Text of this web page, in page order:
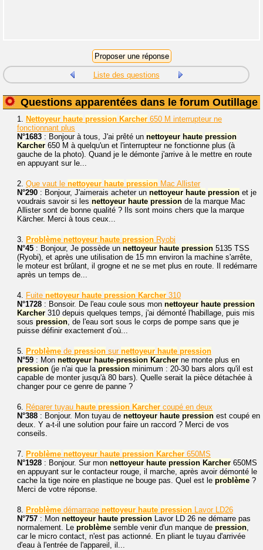
Liste des questions
Questions apparentées dans le forum Outillage
1. Nettoyeur haute pression Karcher 650 M interrupteur ne
fonctionnant plus
N°1683 : Bonjour à tous, J'ai prêté un nettoyeur haute pression
Karcher 650 M à quelqu'un et l'interrupteur ne fonctionne plus (à
gauche de la photo). Quand je le démonte j'arrive à le mettre en route
en appuyant sur le...
2. Que vaut le nettoyeur haute pression Mac Allister
N°290 : Bonjour, J'aimerais acheter un nettoyeur haute pression et je
voudrais savoir si les nettoyeur haute pression de la marque Mac
Allister sont de bonne qualité ? Ils sont moins chers que la marque
Kärcher. Merci à tous ceux...
3. Problème nettoyeur haute pression Ryobi
N°45 : Bonjour, Je possède un nettoyeur haute pression 5135 TSS
(Ryobi), et après une utilisation de 15 mn environ la machine s'arrête,
le moteur est brûlant, il grogne et ne se met plus en route. Il redémarre
après un temps de...
4. Fuite nettoyeur haute pression Karcher 310
N°1728 : Bonsoir. De l'eau coule sous mon nettoyeur haute pression
Karcher 310 depuis quelques temps, j'ai démonté l'habillage, puis mis
sous pression, de l'eau sort sous le corps de pompe sans que je
puisse définir exactement d’où...
5. Problème de pression sur nettoyeur haute pression
N°59 : Mon nettoyeur haute-pression Karcher ne monte plus en
pression (je n'ai que la pression minimum : 20-30 bars alors qu'il est
capable de monter jusqu'à 80 bars). Quelle serait la pièce détachée à
changer pour ce genre de panne ?
6. Réparer tuyau haute pression Karcher coupé en deux
N°388 : Bonjour. Mon tuyau de nettoyeur haute pression est coupé en
deux. Y a-t-il une solution pour faire un raccord ? Merci de vos
conseils.
7. Problème nettoyeur haute pression Karcher 650MS
N°1928 : Bonjour. Sur mon nettoyeur haute pression Karcher 650MS
en appuyant sur le contacteur rouge, il marche, après avoir démonté le
cache la tige noire en plastique ne bouge pas. Quel est le problème ?
Merci de votre réponse.
8. Problème démarrage nettoyeur haute pression Lavor LD26
N°757 : Mon nettoyeur haute pression Lavor LD 26 ne démarre pas
normalement. Le problème semble venir d'un manque de pression,
car le micro contact, n'est pas actionné. En pliant le tuyau d'arrivée
d'eau à l'entrée de l'appareil, il...